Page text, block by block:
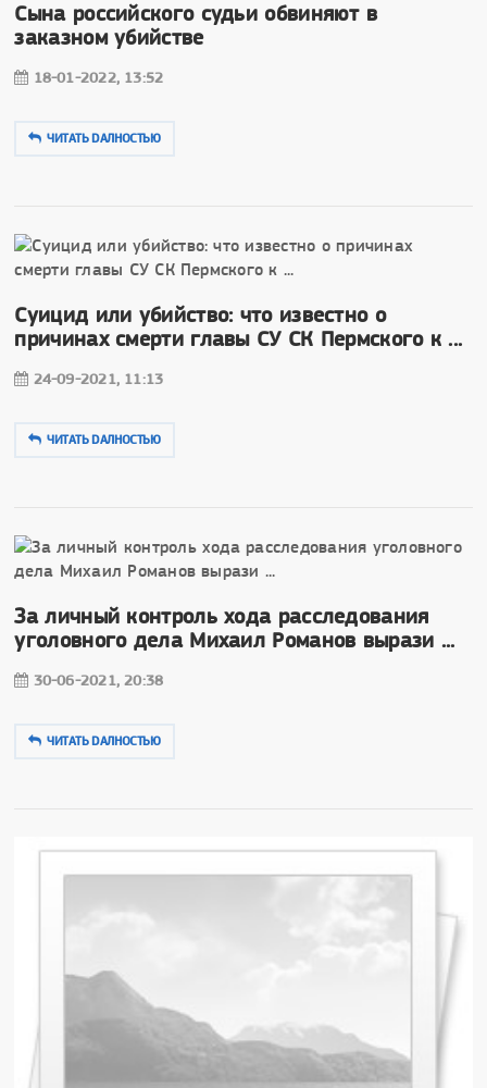
Сына российского судьи обвиняют в
заказном убийстве
18-01-2022, 13:52
ЧИТАТЬ DAЛНОСТЬЮ
Суицид или убийство: что известно о
причинах смерти главы СУ СК Пермского к ...
24-09-2021, 11:13
ЧИТАТЬ DAЛНОСТЬЮ
За личный контроль хода расследования
уголовного дела Михаил Романов вырази ...
30-06-2021, 20:38
ЧИТАТЬ DAЛНОСТЬЮ